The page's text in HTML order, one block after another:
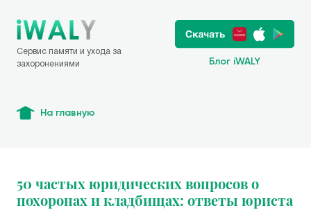
Сервис памяти и ухода за
захоронениями
Блог iWALY
На главную
50 частых юридических вопросов о
похоронах и кладбищах: ответы юриста